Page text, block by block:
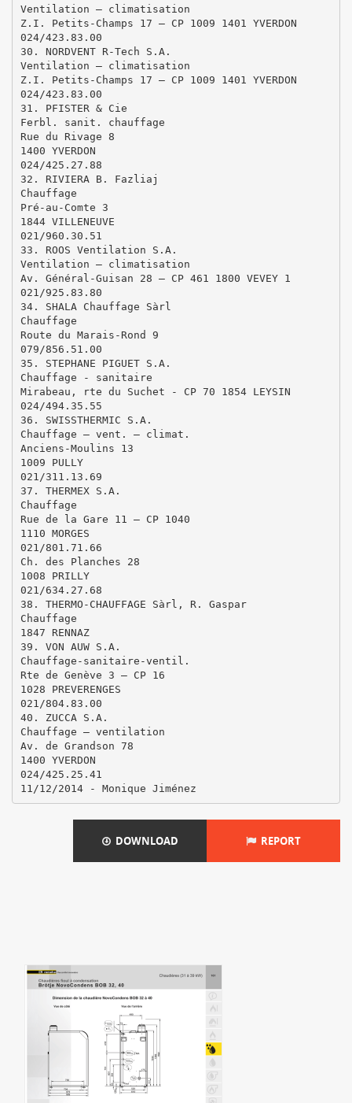
Ventilation – climatisation
Z.I. Petits-Champs 17 – CP 1009 1401 YVERDON
024/423.83.00
30. NORDVENT R-Tech S.A.
Ventilation – climatisation
Z.I. Petits-Champs 17 – CP 1009 1401 YVERDON
024/423.83.00
31. PFISTER & Cie
Ferbl. sanit. chauffage
Rue du Rivage 8
1400 YVERDON
024/425.27.88
32. RIVIERA B. Fazliaj
Chauffage
Pré-au-Comte 3
1844 VILLENEUVE
021/960.30.51
33. ROOS Ventilation S.A.
Ventilation – climatisation
Av. Général-Guisan 28 – CP 461 1800 VEVEY 1
021/925.83.80
34. SHALA Chauffage Sàrl
Chauffage
Route du Marais-Rond 9
079/856.51.00
35. STEPHANE PIGUET S.A.
Chauffage - sanitaire
Mirabeau, rte du Suchet - CP 70 1854 LEYSIN
024/494.35.55
36. SWISSTHERMIC S.A.
Chauffage – vent. – climat.
Anciens-Moulins 13
1009 PULLY
021/311.13.69
37. THERMEX S.A.
Chauffage
Rue de la Gare 11 – CP 1040
1110 MORGES
021/801.71.66
Ch. des Planches 28
1008 PRILLY
021/634.27.68
38. THERMO-CHAUFFAGE Sàrl, R. Gaspar
Chauffage
1847 RENNAZ
39. VON AUW S.A.
Chauffage-sanitaire-ventil.
Rte de Genève 3 – CP 16
1028 PREVERENGES
021/804.83.00
40. ZUCCA S.A.
Chauffage – ventilation
Av. de Grandson 78
1400 YVERDON
024/425.25.41
DOWNLOAD REPORT